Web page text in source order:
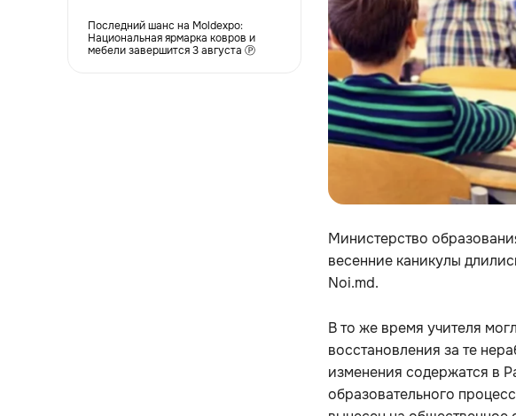
Последний шанс на Moldexpo:
Национальная ярмарка ковров и
мебели завершится 3 августа Ⓟ
Министерство
весенние каникулы
Noi.md.
В то же время учителя
восстановления за те
изменения содержатся в
образовательного